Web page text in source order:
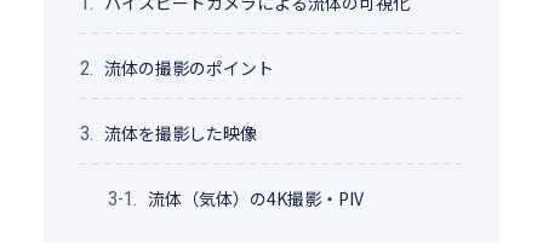
2. 流体の撮影のポイント
3. 流体を撮影した映像
3-1. 流体（気体）の4K撮影・PIV